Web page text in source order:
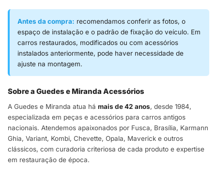
Antes da compra: recomendamos conferir as fotos, o
espaço de instalação e o padrão de fixação do veículo. Em
carros restaurados, modificados ou com acessórios
instalados anteriormente, pode haver necessidade de
ajuste na montagem.
Sobre a Guedes e Miranda Acessórios
A Guedes e Miranda atua há mais de 42 anos, desde 1984,
especializada em peças e acessórios para carros antigos
nacionais. Atendemos apaixonados por Fusca, Brasília, Karmann
Ghia, Variant, Kombi, Chevette, Opala, Maverick e outros
clássicos, com curadoria criteriosa de cada produto e expertise
em restauração de época.